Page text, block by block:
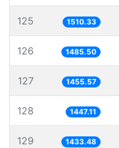
125 1510.33
126 1485.50
127 1455.57
128 1447.11
129 1433.48